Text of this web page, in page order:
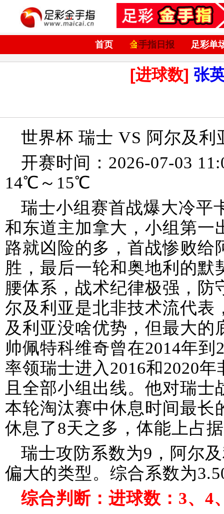
首页 金手指日报 足彩单
[进球数] 张
世界杯 瑞士 VS 阿尔及利
开赛时间：2026-07-03
14℃～15℃
瑞士小组赛首战爆大冷平
和东道主加拿大，小组第一
路就凶险的多，首战惨败给
胜，最后一轮和奥地利的默
腰体系，战术纪律极强，
尔及利亚是北非技术流代表
及利亚没啥优势，但最大
帅佩特科维奇曾在2014年
率领瑞士进入2016和2020
且全部小组出线。他对瑞
本轮淘汰赛中休息时间最长
休息了8天之多，体能上占
瑞士攻防系数为9，阿尔
偏大的类型。综合系数为
综合判断：进球数：3、4